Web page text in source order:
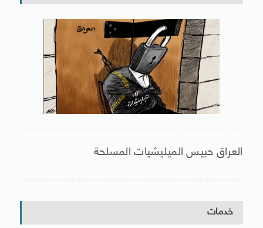
العراق حبيس الميليشيات المسلحة
خدمات